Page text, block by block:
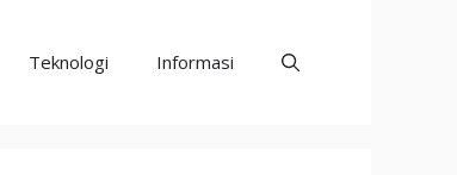
Teknologi Informasi